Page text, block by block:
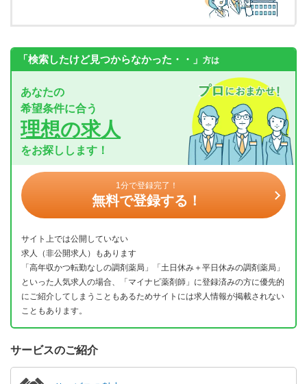
「検索したけど見つからなかった・・」 方は
あなたの
希望条件に合う
理想の求人
をお探しします！
1分で登録完了！
無料で登録する！
サイト上では公開していない
求人（非公開求人）もあります
「高年収かつ転勤なしの調剤薬局」「土日休み＋平日休みの調剤薬局」
といった人気求人の場合、「マイナビ薬剤師」に登録済みの方に優先的
にご紹介してしまうこともあるためサイトには求人情報が掲載されない
こともあります。
サービスのご紹介